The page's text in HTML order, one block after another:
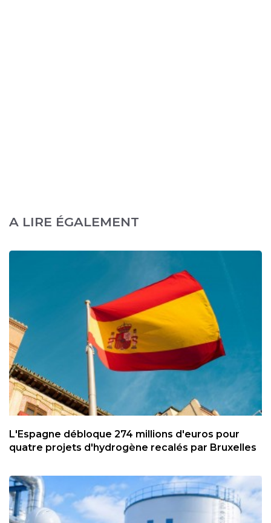
A LIRE ÉGALEMENT
L'Espagne débloque 274 millions d'euros pour
quatre projets d'hydrogène recalés par Bruxelles